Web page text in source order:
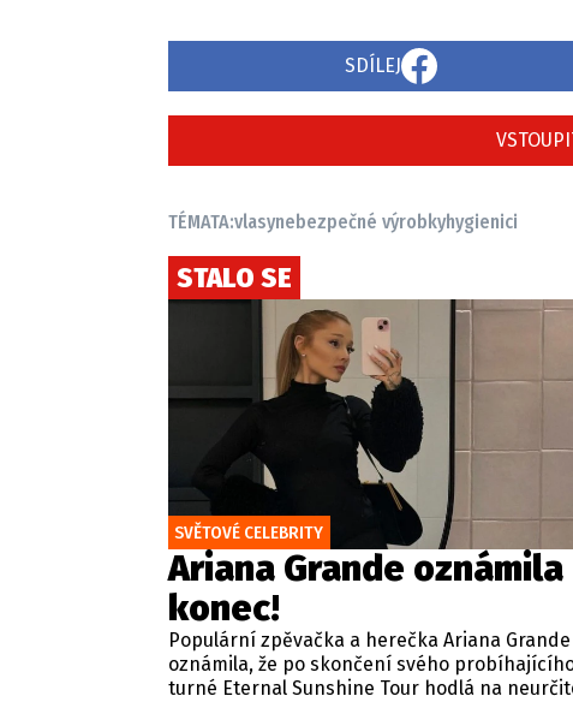
SDÍLEJ
TÉMATA:vlasynebezpečné výrobkyhygienici
STALO SE
SVĚTOVÉ CELEBRITY
Ariana Grande oznámila
konec!
Populární zpěvačka a herečka Ariana Grande
oznámila, že po skončení svého
turné Eternal Sunshine Tour hodlá na